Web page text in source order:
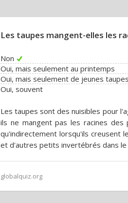
Les taupes mangent-elles les
Non
Oui, mais seulement au printemps
Oui, mais seulement de jeunes taupes
Oui, souvent
Les taupes sont des nuisibles pour
ils ne mangent pas les racines
qu'indirectement lorsqu'ils creusent
et d'autres petits invertébrés dans le
globalquiz.org